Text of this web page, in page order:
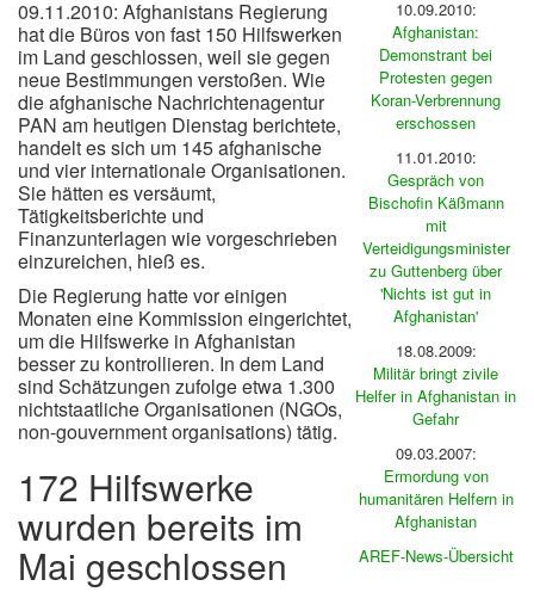
09.11.2010: Afghanistans Regierung
hat die Büros von fast 150 Hilfswerken
im Land geschlossen, weil sie gegen
neue Bestimmungen verstoßen. Wie
die afghanische Nachrichtenagentur
PAN am heutigen Dienstag berichtete,
handelt es sich um 145 afghanische
und vier internationale Organisationen.
Sie hätten es versäumt,
Tätigkeitsberichte und
Finanzunterlagen wie vorgeschrieben
einzureichen, hieß es.
Die Regierung hatte vor einigen
Monaten eine Kommission eingerichtet,
um die Hilfswerke in Afghanistan
besser zu kontrollieren. In dem Land
sind Schätzungen zufolge etwa 1.300
nichtstaatliche Organisationen (NGOs,
non-gouvernment organisations) tätig.
172 Hilfswerke
wurden bereits im
Mai geschlossen
10.09.2010:
Afghanistan:
Demonstrant bei
Protesten gegen
Koran-Verbrennung
erschossen
11.01.2010:
Gespräch von
Bischofin Käßmann
mit
Verteidigungsminister
zu Guttenberg über
'Nichts ist gut in
Afghanistan'
18.08.2009:
Militär bringt zivile
Helfer in Afghanistan in
Gefahr
09.03.2007:
Ermordung von
humanitären Helfern in
Afghanistan
AREF-News-Übersicht